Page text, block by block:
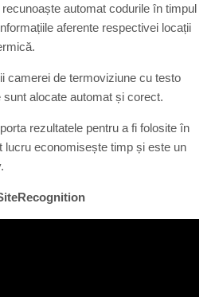
automat codurile în timpul
aferente respectivei locații
camerei de termoviziune cu testo
alocate automat și corect.
rezultatele pentru a fi folosite în
lucru economisește timp și este un